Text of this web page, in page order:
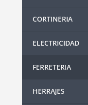
CORTINERIA
ELECTRICIDAD
FERRETERIA
HERRAJES